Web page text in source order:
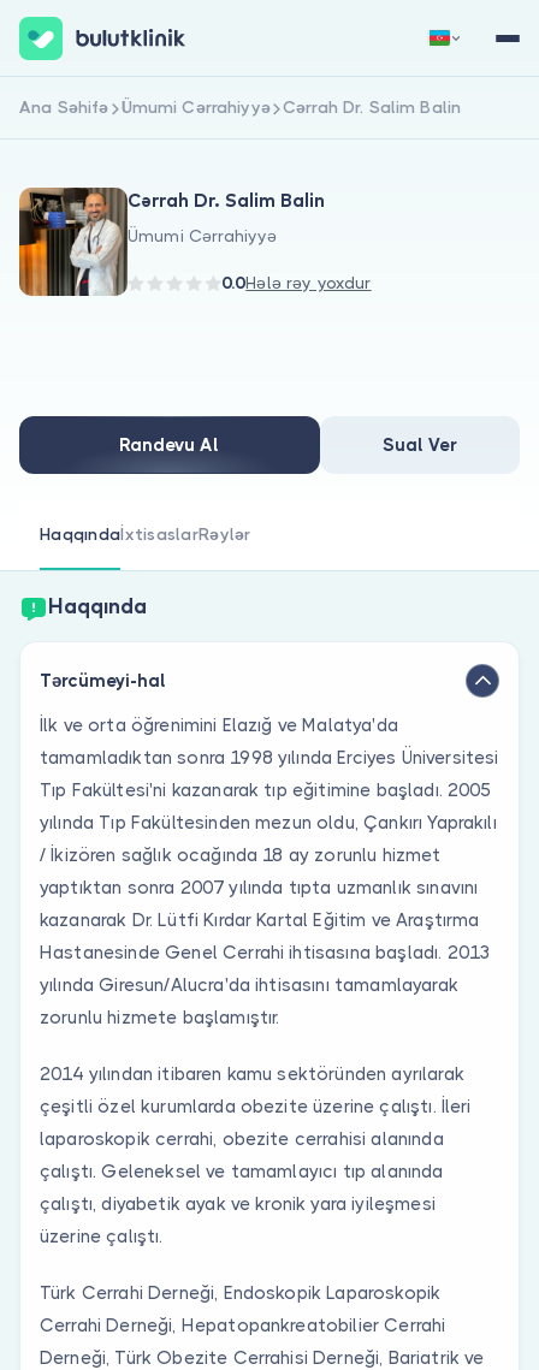
Həkimlər üçün
Həkim siniz?
Qeydiyyat Daxil Ol
Ana Səhifə Ümumi Cərrahiyyə Cərrah Dr. Salim Balin
Cərrah Dr. Salim Balin
Ümumi Cərrahiyyə
0.0Hələ rəy yoxdur
Randevu Al Sual Ver
HaqqındaİxtisaslarRəylər
Haqqında
Tərcümeyi-hal
İlk ve orta öğrenimini Elazığ ve Malatya'da
tamamladıktan sonra 1998 yılında Erciyes Üniversitesi
Tıp Fakültesi'ni kazanarak tıp eğitimine başladı. 2005
yılında Tıp Fakültesinden mezun oldu, Çankırı Yaprakılı
/ İkizören sağlık ocağında 18 ay zorunlu hizmet
yaptıktan sonra 2007 yılında tıpta uzmanlık sınavını
kazanarak Dr. Lütfi Kırdar Kartal Eğitim ve Araştırma
Hastanesinde Genel Cerrahi ihtisasına başladı. 2013
yılında Giresun/Alucra'da ihtisasını tamamlayarak
zorunlu hizmete başlamıştır.
2014 yılından itibaren kamu sektöründen ayrılarak
çeşitli özel kurumlarda obezite üzerine çalıştı. İleri
laparoskopik cerrahi, obezite cerrahisi alanında
çalıştı. Geleneksel ve tamamlayıcı tıp alanında
çalıştı, diyabetik ayak ve kronik yara iyileşmesi
üzerine çalıştı.
Türk Cerrahi Derneği, Endoskopik Laparoskopik
Cerrahi Derneği, Hepatopankreatobilier Cerrahi
Derneği, Türk Obezite Cerrahisi Derneği, Bariatrik ve